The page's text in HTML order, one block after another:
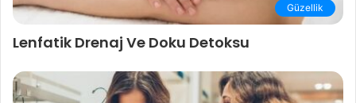
Güzellik
Lenfatik Drenaj Ve Doku Detoksu